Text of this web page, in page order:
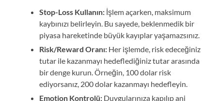
Stop-Loss Kullanın: İşlem açarken, maksimum
kaybınızı belirleyin. Bu sayede, beklenmedik bir
piyasa hareketinde büyük kayıplar yaşamazsınız.
Risk/Reward Oranı: Her işlemde, risk edeceğiniz
tutar ile kazanmayı hedeflediğiniz tutar arasında
bir denge kurun. Örneğin, 100 dolar risk
ediyorsanız, 200 dolar kazanmayı hedefleyin.
Emotion Kontrolü: Duygularınıza kapılıp ani